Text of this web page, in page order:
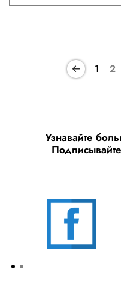
1 2
Узнавайте